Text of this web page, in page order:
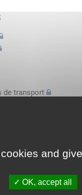
and
OK, accept all
de transport
économique
économique